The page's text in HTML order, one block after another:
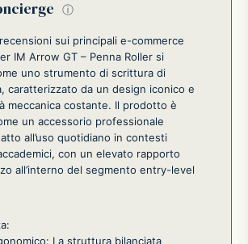
ⓘ
sui principali e-commerce
IM Arrow GT – Penna Roller si
uno strumento di scrittura di
caratterizzato da un design iconico e
meccanica costante. Il prodotto è
un accessorio professionale
all’uso quotidiano in contesti
con un elevato rapporto
all’interno del segmento entry-level
La struttura bilanciata